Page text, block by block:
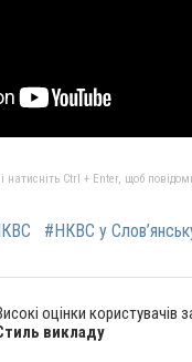
Ctrl + Enter, щоб
#НКВС у
оцінки користувачів
викладу